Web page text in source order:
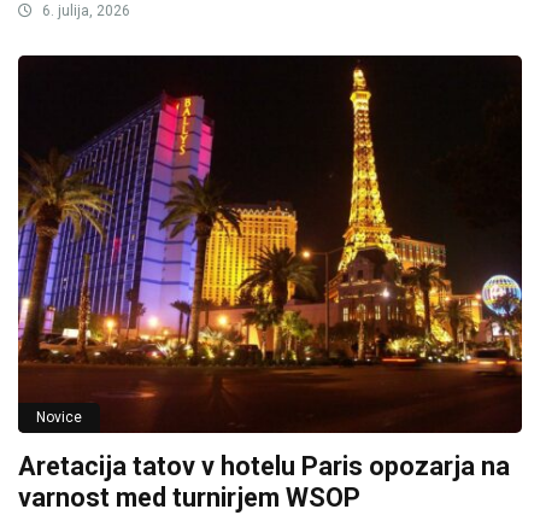
6. julija, 2026
Novice
Aretacija tatov v hotelu Paris opozarja na
varnost med turnirjem WSOP